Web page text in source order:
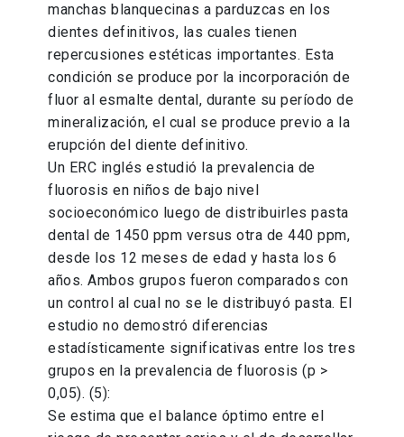
manchas blanquecinas a parduzcas en los
dientes definitivos, las cuales tienen
repercusiones estéticas importantes. Esta
condición se produce por la incorporación de
fluor al esmalte dental, durante su período de
mineralización, el cual se produce previo a la
erupción del diente definitivo.
Un ERC inglés estudió la prevalencia de
fluorosis en niños de bajo nivel
socioeconómico luego de distribuirles pasta
dental de 1450 ppm versus otra de 440 ppm,
desde los 12 meses de edad y hasta los 6
años. Ambos grupos fueron comparados con
un control al cual no se le distribuyó pasta. El
estudio no demostró diferencias
estadísticamente significativas entre los tres
grupos en la prevalencia de fluorosis (p >
0,05). (5):
Se estima que el balance óptimo entre el